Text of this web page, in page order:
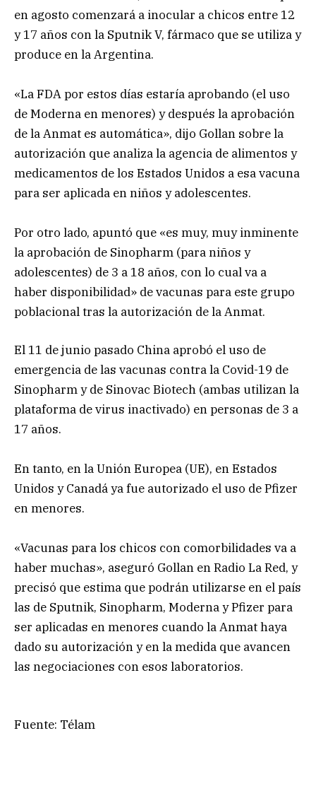
en agosto comenzará a inocular a chicos entre 12
y 17 años con la Sputnik V, fármaco que se utiliza y
produce en la Argentina.
«La FDA por estos días estaría aprobando (el uso
de Moderna en menores) y después la aprobación
de la Anmat es automática», dijo Gollan sobre la
autorización que analiza la agencia de alimentos y
medicamentos de los Estados Unidos a esa vacuna
para ser aplicada en niños y adolescentes.
Por otro lado, apuntó que «es muy, muy inminente
la aprobación de Sinopharm (para niños y
adolescentes) de 3 a 18 años, con lo cual va a
haber disponibilidad» de vacunas para este grupo
poblacional tras la autorización de la Anmat.
El 11 de junio pasado China aprobó el uso de
emergencia de las vacunas contra la Covid-19 de
Sinopharm y de Sinovac Biotech (ambas utilizan la
plataforma de virus inactivado) en personas de 3 a
17 años.
En tanto, en la Unión Europea (UE), en Estados
Unidos y Canadá ya fue autorizado el uso de Pfizer
en menores.
«Vacunas para los chicos con comorbilidades va a
haber muchas», aseguró Gollan en Radio La Red, y
precisó que estima que podrán utilizarse en el país
las de Sputnik, Sinopharm, Moderna y Pfizer para
ser aplicadas en menores cuando la Anmat haya
dado su autorización y en la medida que avancen
las negociaciones con esos laboratorios.
Fuente: Télam